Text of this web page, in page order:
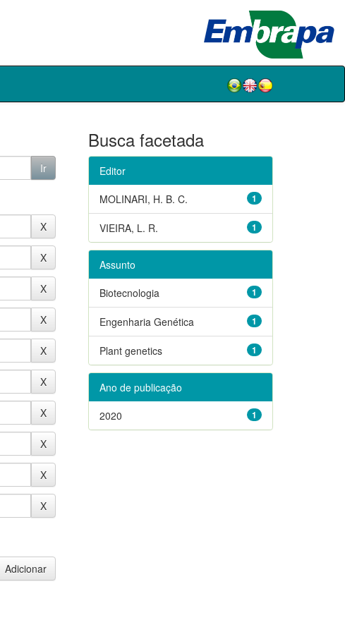
Busca facetada
Editor
1
MOLINARI, H. B. C.
1
VIEIRA, L. R.
Assunto
1
Biotecnologia
1
Engenharia Genética
1
Plant genetics
Ano de publicação
1
2020